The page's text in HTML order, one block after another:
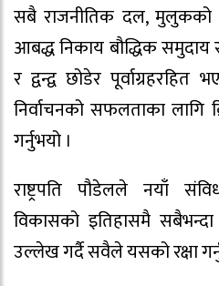
सबै राजनीतिक दल, मुलुकको
आबद्ध निकाय बौद्धिक
र द्वन्द्व छोडेर
निर्वाचनको सफलताका लागि
गर्नुभयो ।
राष्ट्रपति पौडेलले नयाँ
विकासको इतिहासमै
उल्लेख गर्दै सवैले यसको रक्षा